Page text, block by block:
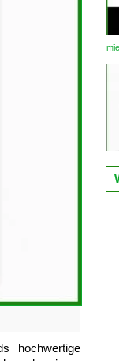
hochwertige